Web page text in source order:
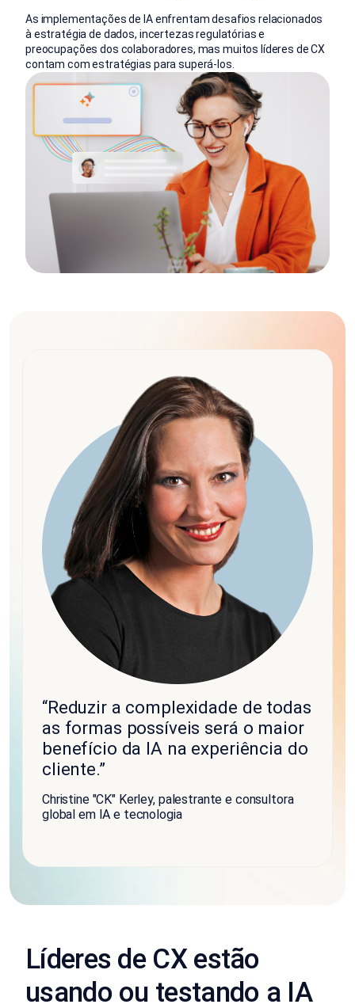
As implementações de IA enfrentam desafios relacionados
à estratégia de dados, incertezas regulatórias e
preocupações dos colaboradores, mas muitos líderes de CX
contam com estratégias para superá-los.
“Reduzir a complexidade de todas
as formas possíveis será o maior
benefício da IA na experiência do
cliente.”
Christine "CK" Kerley, palestrante e consultora
global em IA e tecnologia
Líderes de CX estão
usando ou testando a IA